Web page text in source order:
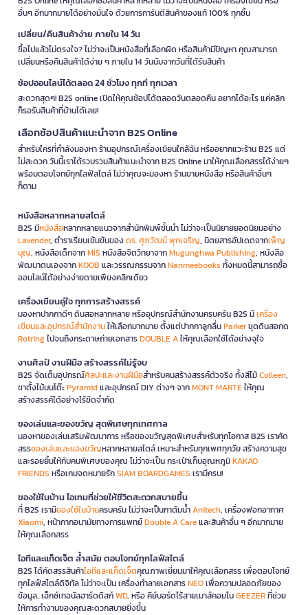
อื่นๆ อีกมากมายได้อย่างมั่นใจ ด้วยการการันตีสินค้าของแท้ 100% ทุกชิ้น
เปลี่ยน/คืนสินค้าง่าย ภายใน 14 วัน
ซื้อไปแล้วไม่ตรงใจ? ไม่ว่าจะเป็นหนังสือที่เลือกผิด หรือสินค้ามีปัญหา คุณสามารถ
เปลี่ยนหรือคืนสินค้าได้ง่าย ๆ ภายใน 14 วันนับจากวันที่ได้รับสินค้า
ช้อปออนไลน์ได้ตลอด 24 ชั่วโมง ทุกที่ ทุกเวลา
สะดวกสุดๆ! B2S online เปิดให้คุณช้อปได้ตลอดวันตลอดคืน อยากได้อะไร แค่คลิก
ก็รอรับสินค้าที่บ้านได้เลย!
เลือกช้อปสินค้าแนะนำจาก B2S Online
สำหรับใครที่กำลังมองหา ร้านอุปกรณ์เครื่องเขียนใกล้ฉัน หรืออยากแวะร้าน B2S แต่
ไม่สะดวก วันนี้เราได้รวบรวมสินค้าแนะนำจาก B2S Online มาให้คุณเลือกสรรได้ง่ายๆ
พร้อมตอบโจทย์ทุกไลฟ์สไตล์ ไม่ว่าคุณจะมองหา ร้านขายหนังสือ หรือสินค้าอื่นๆ
ก็ตาม
หนังสือหลากหลายสไตล์
B2S มีหนังสือหลากหลายแนวจากสำนักพิมพ์ชั้นนำ ไม่ว่าจะเป็นนิยายยอดนิยมอย่าง
Lavender, ตำราเรียนเข้มข้นของดร. ศุภวัฒน์ พุกเจริญ, นิตยสารอัปเดตจากเพ็ญ
บุญ, หนังสือเด็กจากMIS หนังสือจิตวิทยาจากMugunghwa Publishing, หนังสือ
พัฒนาตนเองจากKOOB และวรรณกรรมจากNanmeebooks ทั้งหมดนี้สามารถซื้อ
ออนไลน์ได้อย่างง่ายดายเพียงคลิกเดียว
เครื่องเขียนคู่ใจ ทุกการสร้างสรรค์
มองหาปากกาดีๆ ดินสอหลากหลาย หรืออุปกรณ์สำนักงานครบครัน B2S มีเครื่อง
เขียนและอุปกรณ์สำนักงานให้เลือกมากมาย ตั้งแต่ปากกาลูกลื่นParkerชุดดินสอกด
Rotringไปจนถึงกระดาษถ่ายเอกสารDOUBLE Aให้คุณเลือกใช้ได้อย่างจุใจ
งานศิลป์ งานฝีมือ สร้างสรรค์ไม่รู้จบ
B2S จัดเต็มอุปกรณ์ศิลปะและงานฝีมือสำหรับคนสร้างสรรค์ตัวจริง ทั้งสีไม้Colleen,
ขาตั้งไม้บนโต๊ะPyramidและอุปกรณ์ DIY ต่างๆ จากMONT MARTEให้คุณ
สร้างสรรค์ได้อย่างไร้ขีดจำกัด
ของเล่นและของขวัญ สุดพิเศษทุกเทศกาล
มองหาของเล่นเสริมพัฒนาการ หรือของขวัญสุดพิเศษสำหรับทุกโอกาส B2S เราคัด
สรรของเล่นและของขวัญหลากหลายสไตล์ เหมาะสำหรับทุกเพศทุกวัย สร้างความสุข
และรอยยิ้มให้กับคนพิเศษของคุณ ไม่ว่าจะเป็น กระเป๋าเก็บอุณหภูมิKAKAO
FRIENDS หรือเกมจดหมายรักSIAM BOARDGAMES เรามีครบ!
ของใช้ในบ้าน ไอเทมที่ช่วยให้ชีวิตสะดวกสบายขึ้น
ที่ B2S เรามีของใช้ในบ้านครบครัน ไม่ว่าจะเป็นกาต้มน้ำAnitech, เครื่องฟอกอากาศ
Xiaomi, หน้ากากอนามัยทางการแพทย์Double A Careและสินค้าอื่น ๆ อีกมากมาย
ให้คุณเลือกสรร
ไอทีและแก็ดเจ็ต ล้ำสมัย ตอบโจทย์ทุกไลฟ์สไตล์
B2S ได้คัดสรรสินค้าไอทีและแก็ดเจ็ตคุณภาพเยี่ยมมาให้คุณเลือกสรร เพื่อตอบโจทย์
ทุกไลฟ์สไตล์ดิจิทัล ไม่ว่าจะเป็น เครื่องทำลายเอกสารNEOเพื่อความปลอดภัยของ
ข้อมูล, เอ็กซ์เทอนัลฮาร์ดดิสก์WD, หรือ คีย์บอร์ดไร้สายเมาส์คอมโบGEEZERที่ช่วย
ให้การทำงานของคุณสะดวกสบายยิ่งขึ้น